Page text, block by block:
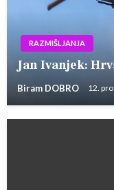
RAZMIŠLJANJA
Jan Ivanjek:
Biram DOBRO 12.